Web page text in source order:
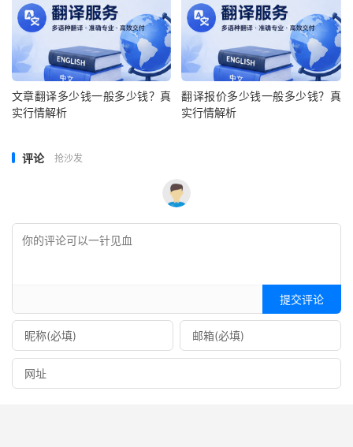
文章翻译多少钱一般多少钱？真
实行情解析
翻译报价多少钱一般多少钱？真
实行情解析
评论 抢沙发
提交评论